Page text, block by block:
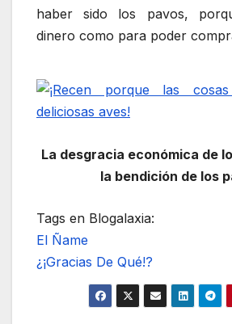
haber sido los pavos,
dinero como para poder
La desgracia económica de
la bendición de los
Tags en Blogalaxia:
El Ñame
¿¡Gracias De Qué!?